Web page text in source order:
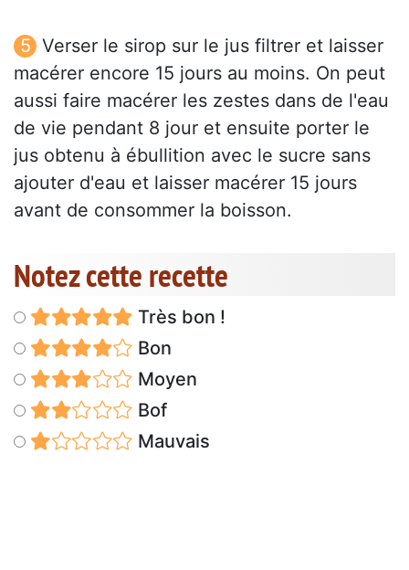
Verser le sirop sur le jus filtrer et laisser
macérer encore 15 jours au moins. On peut
aussi faire macérer les zestes dans de l'eau
de vie pendant 8 jour et ensuite porter le
jus obtenu à ébullition avec le sucre sans
ajouter d'eau et laisser macérer 15 jours
avant de consommer la boisson.
Notez cette recette
Très bon !
Bon
Moyen
Bof
Mauvais